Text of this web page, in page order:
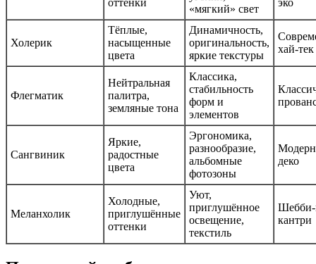
оттенки
«мягкий» свет
эко
Холерик
Тёплые,
насыщенные
цвета
Динамичность,
оригинальность,
яркие текстуры
хай-тек
Флегматик
Нейтральная
палитра,
земляные тона
Классика,
стабильность
форм и
элементов
Сангвиник
Яркие,
радостные
цвета
Эргономика,
разнообразие,
альбомные
фотозоны
деко
Меланхолик
Холодные,
приглушённые
оттенки
Уют,
приглушённое
освещение,
текстиль
кантри